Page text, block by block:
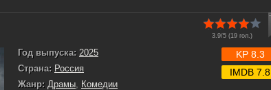
3.9/5 (19 гол.)
Год выпуска: 2025
Страна: Россия
Жанр: Драмы Комедии
KP 8.3
IMDB 7.8